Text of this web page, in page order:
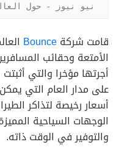
نيو نيوز - حول
قامت شركةBounce
الأمتعة وحقائب
أجرتها مؤخرا والتي
على مدار العام التي
أسعار رخيصة لتذاكر
الوجهات السياحية
والتوفير في الوقت ذاته.